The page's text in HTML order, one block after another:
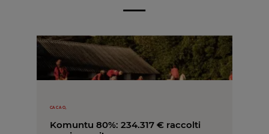
CACAO,
Komuntu 80%: 234.317 € raccolti